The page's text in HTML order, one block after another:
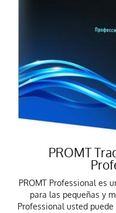
PROMT
PROMT Professional es
para las pequeñas y
Professional usted